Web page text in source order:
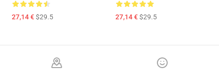
27,14 €$29.5 27,14 €$29.5